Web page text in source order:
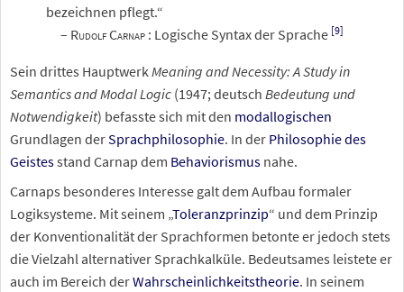
bezeichnen pflegt.“
– Rudolf Carnap : Logische Syntax der Sprache [9]
Sein drittes HauptwerkMeaning and Necessity: A Study in
Semantics and Modal Logic (1947; deutsch Bedeutung und
Notwendigkeit) befasste sich mit den modallogischen
Grundlagen derSprachphilosophie. In der Philosophie des
Geistesstand Carnap dem Behaviorismus nahe.
Carnaps besonderes Interesse galt dem Aufbau formaler
Logiksysteme. Mit seinem „Toleranzprinzip“ und dem Prinzip
der Konventionalität der Sprachformen betonte er jedoch stets
die Vielzahl alternativer Sprachkalküle. Bedeutsames leistete er
auch im Bereich derWahrscheinlichkeitstheorie. In seinem